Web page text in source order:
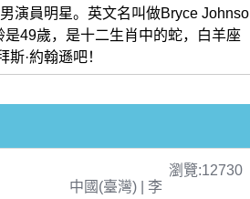
演員明星。英文名叫做Bryce Johnso
49歲，是十二生肖中的蛇，白羊座
·約翰遜吧！
瀏覽:12730
中國(臺灣) | 李